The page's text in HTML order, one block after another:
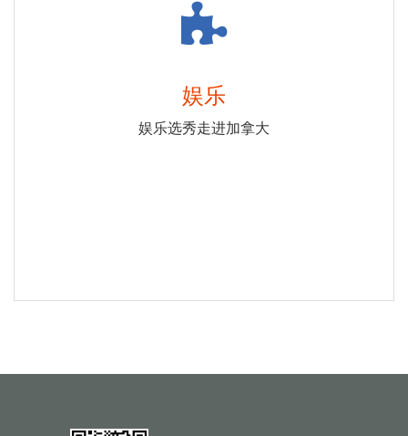
娱乐
娱乐选秀走进加拿大